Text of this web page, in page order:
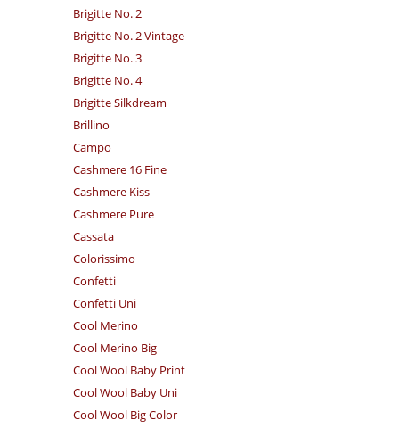
Brigitte No. 2
Brigitte No. 2 Vintage
Brigitte No. 3
Brigitte No. 4
Brigitte Silkdream
Brillino
Campo
Cashmere 16 Fine
Cashmere Kiss
Cashmere Pure
Cassata
Colorissimo
Confetti
Confetti Uni
Cool Merino
Cool Merino Big
Cool Wool Baby Print
Cool Wool Baby Uni
Cool Wool Big Color